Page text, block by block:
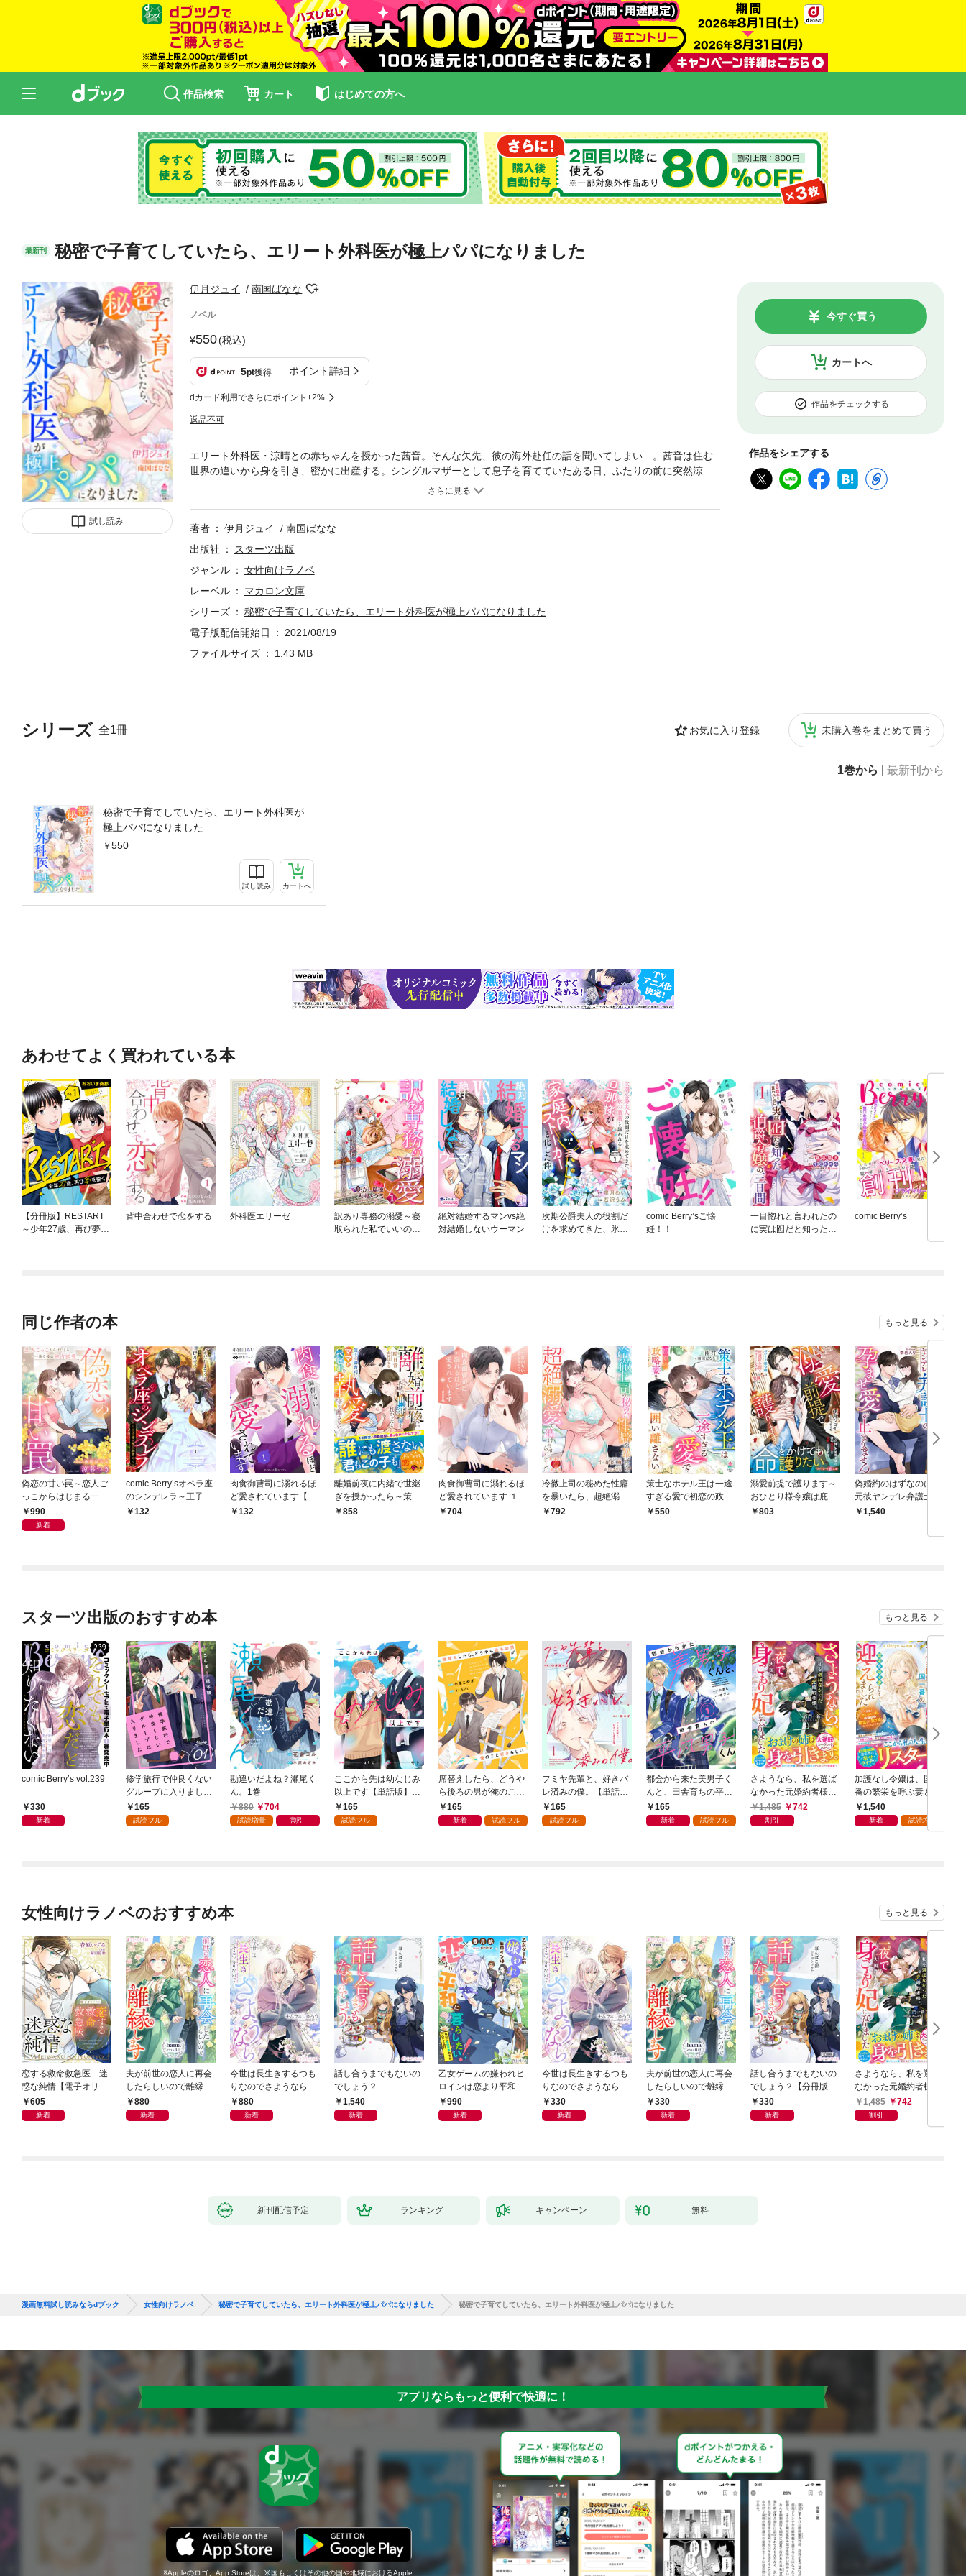
作品検索 カート はじめての方へ
最新刊 秘密で子育てしていたら、エリート外科医が極上パパになりました
試し読み
伊月ジュイ 南国ばなな
ノベル
550(税込)
5pt獲得 ポイント詳細
dカード利用でさらにポイント+2%
返品不可
カートへ
今すぐ買う
作品をチェックする
作品をシェアする
シリーズ 全1冊 お気に入り登録 未購入巻をまとめて買う
1巻から 最新刊から
秘密で子育てしていたら、エリート外科医が
極上パパになりました
550
試し読み カートへ
エリート外科医・涼晴との赤ちゃんを授かった茜音。そんな矢先、彼の海外赴任の話を聞いてしまい…。茜音は住む
世界の違いから身を引き、密かに出産する。シングルマザーとして息子を育てていたある日、ふたりの前に突然涼晴
が現れて…!? 「君をしあわせにできるのは、俺しかいない」――息子の存在を知ると、空白の時間を埋めるよう
著者
伊月ジュイ
南国ばなな
出版社
スターツ出版
ジャンル
女性向けラノベ
レーベル
マカロン文庫
シリーズ
秘密で子育てしていたら、エリート外科医が極上パパになりました
電子版配信開始日
2021/08/19
ファイルサイズ
1.43 MB
あわせてよく買われている本
【分冊版】RESTART
～少年27歳、再び夢を
背中合わせで恋をする 外科医エリーゼ
訳あり専務の溺愛～寝
取られた私でいいので
絶対結婚するマンvs絶
対結婚しないウーマン
次期公爵夫人の役割だ
けを求めてきた、氷の
comic Berry’sご懐
妊！！
一目惚れと言われたの
に実は囮だと知った伯
comic Berry’s
同じ作者の本 もっと見る
偽恋の甘い罠～恋人ご
っこからはじまる一途
な彼の独占蜜愛～
990
新着
comic Berry’sオペラ座
のシンデレラ～王子様
は極上御曹司～１巻
132
肉食御曹司に溺れるほ
ど愛されています【分
冊版】1話
132
離婚前夜に内緒で世継
ぎを授かったら～策士
な御曹司はママとベビ
858
肉食御曹司に溺れるほ
ど愛されています １
704
冷徹上司の秘めた性癖
を暴いたら、超絶溺愛
で蕩けさせられました
792
策士なホテル王は一途
すぎる愛で初恋の政略
妻を囲い離さない
550
溺愛前提で護ります～
おひとり様令嬢は庇護
欲全開なエリートSPの
803
偽婚約のはずなのに、
元彼ヤンデレ弁護士の
孕ませ愛が止まりませ
1,540
スターツ出版のおすすめ本 もっと見る
comic Berry’s vol.239
330
新着
修学旅行で仲良くない
グループに入りました
【単話版】1巻
165
試読フル
勘違いだよね？瀬尾く
ん。1巻
880
704
試読増量 割引
ここから先は幼なじみ
以上です【単話版】1
巻165
試読フル
席替えしたら、どうや
ら後ろの男が俺のこと
好きらしい【単話版】
１巻
165
新着 試読フル
フミヤ先輩と、好きバ
レ済みの僕。【単話
版】1巻
165
試読フル
都会から来た美男子く
んと、田舎育ちの平凡
男子くん【単話版】1
巻
165
新着 試読フル
さようなら、私を選ば
なかった元婚約者様。
一夜で大国君主の身ご
もり妃になりました
1,485 742
割引
加護なし令嬢は、国一
番の繁栄を呼ぶ妻とし
て迎えられました～無
能と捨てられた私、ど
うやら精霊との架け橋
1,540
新着 試読増量
女性向けラノベのおすすめ本 もっと見る
恋する救命救急医 迷
惑な純情【電子オリジ
ナル】
605
新着
夫が前世の恋人に再会
したらしいので離縁し
ます880
新着
今世は長生きするつも
りなのでさようなら
880
新着
話し合うまでもないの
でしょう？
1,540
新着
乙女ゲームの嫌われヒ
ロインは恋より平和に
暮らしたい！（なのに
攻略対象たちがついて
990
新着
今世は長生きするつも
りなのでさようなら
【分冊版】1
330
新着
夫が前世の恋人に再会
したらしいので離縁し
ます【分冊版】1
330
新着
話し合うまでもないの
でしょう？【分冊版】
1 330
新着
さようなら、私を選ば
なかった元婚約者様。
一夜で大国君主の身ご
もり妃になりました
【電子限定SS付き】
1,485 742
割引
新刊配信予定 ランキング キャンペーン 無料
漫画無料試し読みならdブック 女性向けラノベ 秘密で子育てしていたら、エリート外科医が極上パパになりました 秘密で子育てしていたら、エリート外科医が極上パパになりました
アプリならもっと便利で快適に！
Appleのロゴ、App Storeは、米国もしくはその他の国や地域におけるApple